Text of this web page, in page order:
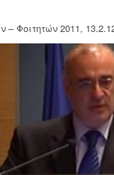
Φοιτητών 2011,